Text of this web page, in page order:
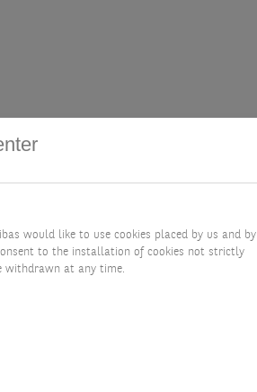
would like to use cookies placed by us and by
to the installation of cookies not strictly
withdrawn at any time.